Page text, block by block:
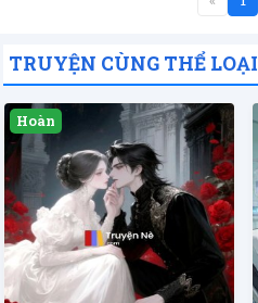
TRUYỆN CÙNG THỂ LOẠI